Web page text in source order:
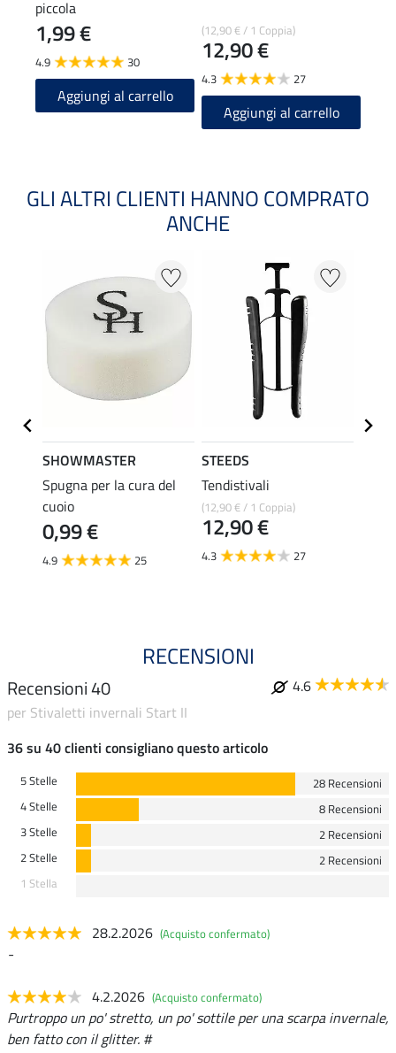
piccola
1,99 €
4.9 30
Aggiungi al carrello
(12,90 € / 1 Coppia)
12,90 €
4.3 27
Aggiungi al carrello
GLI ALTRI CLIENTI HANNO COMPRATO
ANCHE
SHOWMASTER
Spugna per la cura del
cuoio
0,99 €
4.9 25
STEEDS
Tendistivali
(12,90 € / 1 Coppia)
12,90 €
4.3 27
RECENSIONI
Recensioni 40
4.6
per Stivaletti invernali Start II
36 su 40 clienti consigliano questo articolo
5 Stelle
28 Recensioni
4 Stelle
8 Recensioni
3 Stelle
2 Recensioni
2 Stelle
2 Recensioni
1 Stella
28.2.2026 (Acquisto confermato)
-
4.2.2026 (Acquisto confermato)
Purtroppo un po' stretto, un po' sottile per una scarpa invernale,
ben fatto con il glitter. #